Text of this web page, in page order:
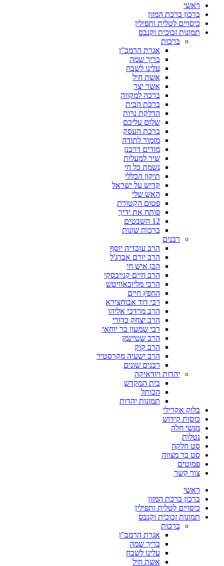
ראשי
ברכון ברכת המזון
כיסויים לטלית ותפילין
תמונות זכוכית וקנבס
ברכות
אגרת הרמב"ן
בריך שמה
עלינו לשבח
אשת חיל
אשר יצר
ברכה למקווה
ברכת הבית
הדלקת נרות
שלום עליכם
ברכת העסק
מזמור לתודה
מודים דרבנן
שיר למעלות
נשמת כל חי
תיקון הכללי
קדיש על ישראל
האש שלי
פטום הקטורת
פותח את ידיך
12 השבטים
ברכות שונות
רבנים
הרב עובדיה יוסף
הרב יורם אברג'ל
הבן איש חי
הרב חיים קנייבסקי
הרבי מליובאוויטש
החפץ חיים
רבי דוד אבוחצירא
הרב מרדכי אליהו
הרב יצחק כדורי
רבי שמעון בר יוחאי
הרב שטיינמן
הרב קוק
הרב ישעיה מקרסטיר
רבנים שונים
יהדות ויודאיקה
בית המקדש
הכותל
תמונות יהדות
בלוק אקרילי
כוסות קידוש
מגשי חלה
נטלות
סט חלקה
סט בר מצווה
פמוטים
צור קשר
ראשי
ברכון ברכת המזון
כיסויים לטלית ותפילין
תמונות זכוכית וקנבס
ברכות
אגרת הרמב"ן
בריך שמה
עלינו לשבח
אשת חיל